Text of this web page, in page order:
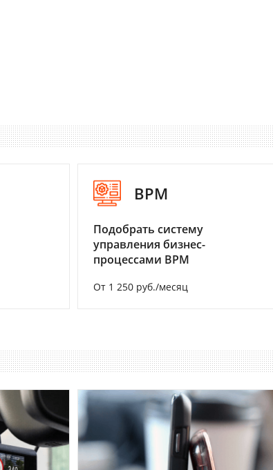
BPM
Подобрать систему
управления бизнес-
процессами BPM
От 1 250 руб./месяц